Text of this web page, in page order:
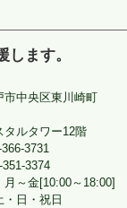
ます。
市中央区東川崎町
タルタワー12階
3731
351-3374
月～金[10:00～18:00]
・日・祝日